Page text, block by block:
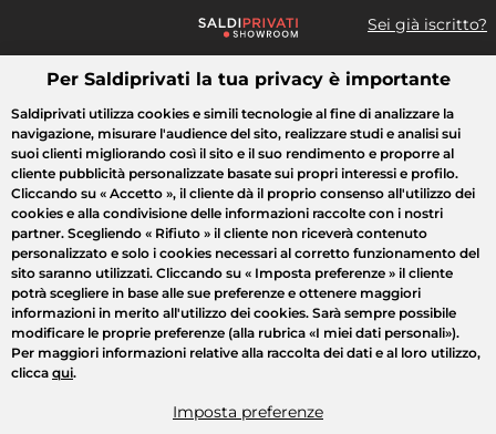
Sei già iscritto?
Cosa cerchi?
Tutte le vendite Moda Casa Bellezza Elettrodomestici
Per Saldiprivati la tua privacy è importante
Saldiprivati utilizza cookies e simili tecnologie al fine di analizzare la
navigazione, misurare l'audience del sito, realizzare studi e analisi sui
suoi clienti migliorando così il sito e il suo rendimento e proporre al
cliente pubblicità personalizzate basate sui propri interessi e profilo.
Cliccando su « Accetto », il cliente dà il proprio consenso all'utilizzo dei
cookies e alla condivisione delle informazioni raccolte con i nostri
partner. Scegliendo « Rifiuto » il cliente non riceverà contenuto
personalizzato e solo i cookies necessari al corretto funzionamento del
sito saranno utilizzati. Cliccando su « Imposta preferenze » il cliente
potrà scegliere in base alle sue preferenze e ottenere maggiori
informazioni in merito all'utilizzo dei cookies. Sarà sempre possibile
modificare le proprie preferenze (alla rubrica «I miei dati personali»).
Per maggiori informazioni relative alla raccolta dei dati e al loro utilizzo,
clicca qui.
Imposta preferenze